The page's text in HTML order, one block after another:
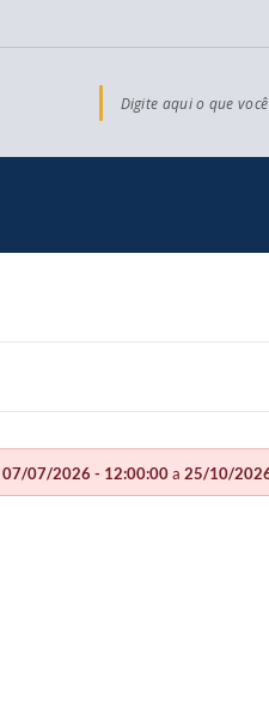
Digite aqui o que
07/07/2026 - 12:00:00a 25/10/